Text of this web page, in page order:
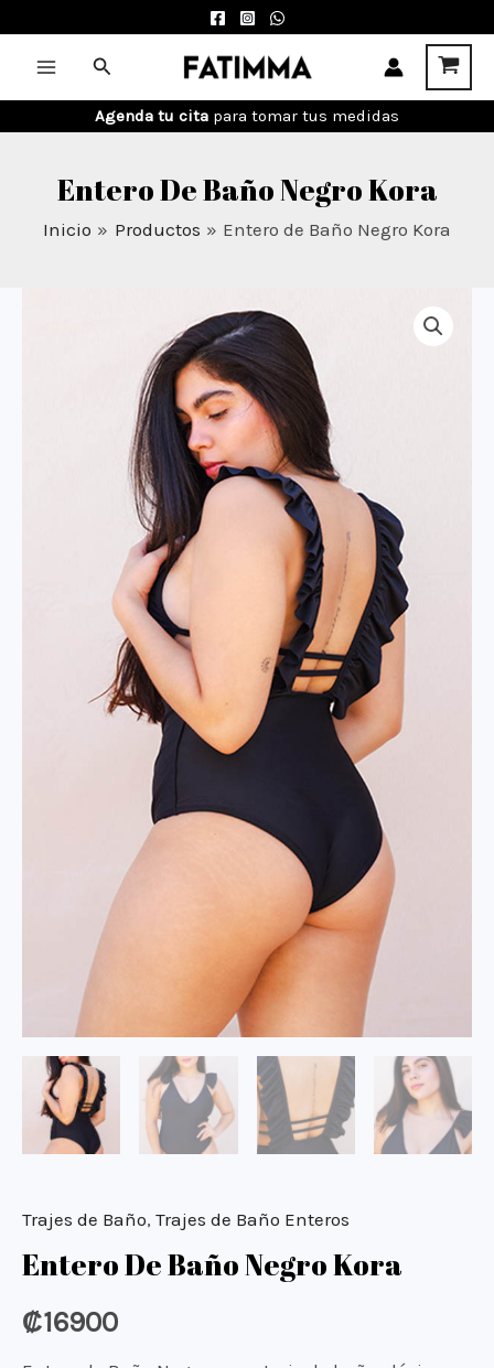
Menu
Buscar
Agenda tu cita para tomar tus medidas
Entero De Baño Negro Kora
Inicio Productos Entero de Baño Negro Kora
Trajes de Baño, Trajes de Baño Enteros
Entero De Baño Negro Kora
₡16900